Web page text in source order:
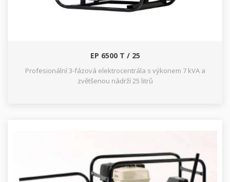
EP 6500 T / 25
Profesionální 3-fázová elektrocentrála s výkonem 7 kVA a
zvětšenou nádrží 25 litrů